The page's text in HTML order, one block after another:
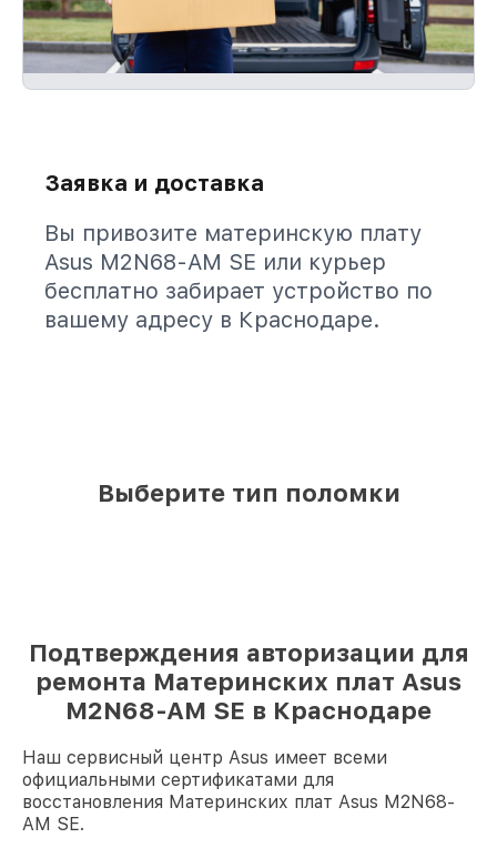
Заявка и доставка
Вы привозите материнскую плату
Asus M2N68-AM SE или курьер
бесплатно забирает устройство по
вашему адресу в Краснодаре.
Выберите тип поломки
Подтверждения авторизации для
ремонта Материнских плат Asus
M2N68-AM SE в Краснодаре
Наш сервисный центр Asus имеет всеми
официальными сертификатами для
восстановления Материнских плат Asus M2N68-
AM SE.